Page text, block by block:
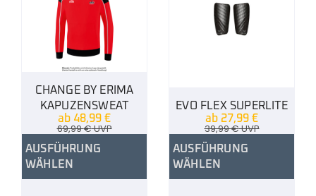
CHANGE BY ERIMA
KAPUZENSWEAT
ab 48,99 €
69,99€UVP
AUSFÜHRUNG
WÄHLEN
EVO FLEX SUPERLITE
ab 27,99 €
39,99€UVP
AUSFÜHRUNG
WÄHLEN